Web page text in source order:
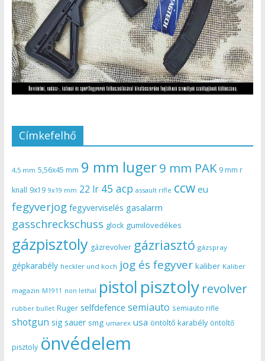
Címkefelhő
4,5 mm 5,56x45 mm 9 mm luger9 mm PAK 9 mm r
knall 9x19 9x19 mm 22 lr 45 acp assault rifle ccw eu
fegyverjog fegyverviselés gasalarm
gasschreckschuss glock gumilövedékes
gázpisztoly gázrevolver gázriasztó gázspray
gépkarabély heckler und koch jog és fegyver kaliber Kaliber
magazin M1911 non lethal pistol pisztoly revolver
rubber bullet Ruger selfdefence semiauto semiauto rifle
shotgun sig sauer smg umarex usa öntöltő karabély öntöltő
pisztoly önvédelem